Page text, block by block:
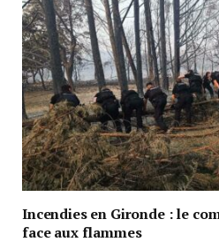
Incendies en Gironde : le
face aux flammes